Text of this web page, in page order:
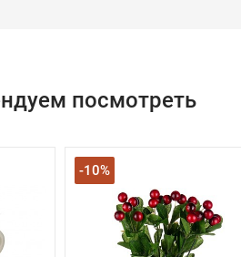
посмотреть
-10%